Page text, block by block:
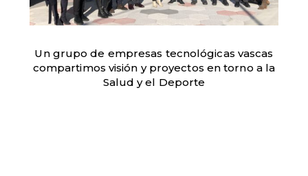
Un grupo de empresas tecnológicas vascas
compartimos visión y proyectos en torno a la
Salud y el Deporte